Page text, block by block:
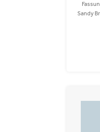
Sandy
PET